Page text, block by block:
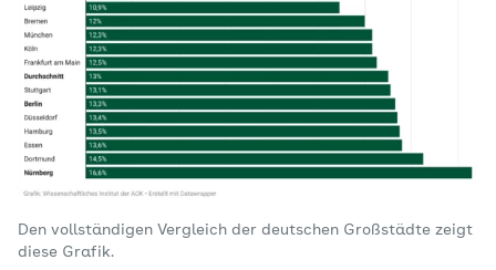
Den vollständigen Vergleich der deutschen Großstädte zeigt
diese Grafik.